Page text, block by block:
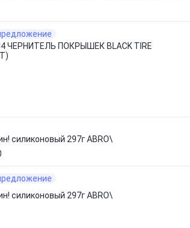
ЧЕРНИТЕЛЬ ПОКРЫШЕК BLACK TIRE
силиконовый 297г ABRO\
силиконовый 297г ABRO\